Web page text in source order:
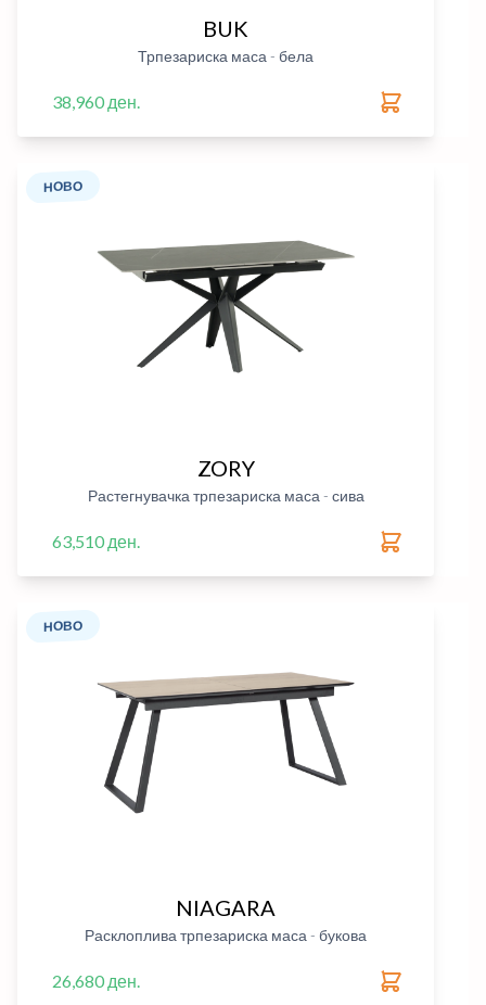
BUK
Трпезариска маса - бела
38,960 ден.
НОВО
ZORY
Растегнувачка трпезариска маса - сива
63,510 ден.
НОВО
NIAGARA
Расклоплива трпезариска маса - букова
26,680 ден.